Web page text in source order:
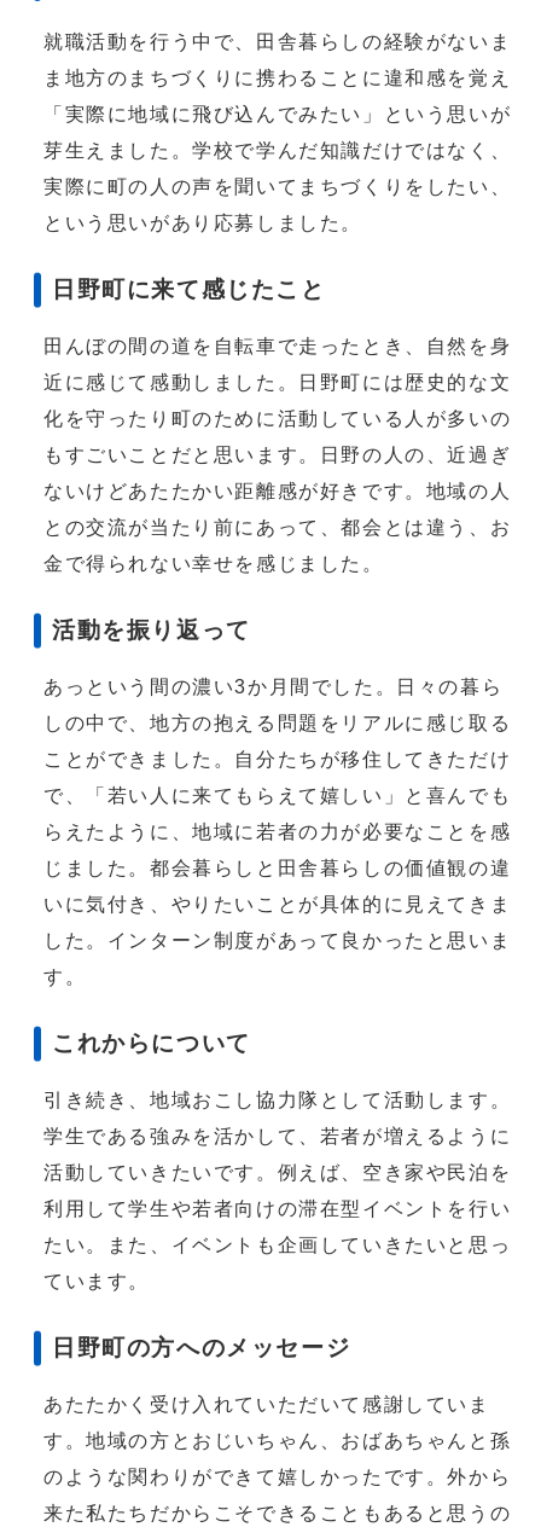
就職活動を行う中で、田舎暮らしの経験がないま
ま地方のまちづくりに携わることに違和感を覚え
「実際に地域に飛び込んでみたい」という思いが
芽生えました。学校で学んだ知識だけではなく、
実際に町の人の声を聞いてまちづくりをしたい、
という思いがあり応募しました。
日野町に来て感じたこと
田んぼの間の道を自転車で走ったとき、自然を身
近に感じて感動しました。日野町には歴史的な文
化を守ったり町のために活動している人が多いの
もすごいことだと思います。日野の人の、近過ぎ
ないけどあたたかい距離感が好きです。地域の人
との交流が当たり前にあって、都会とは違う、お
金で得られない幸せを感じました。
活動を振り返って
あっという間の濃い3か月間でした。日々の暮ら
しの中で、地方の抱える問題をリアルに感じ取る
ことができました。自分たちが移住してきただけ
で、「若い人に来てもらえて嬉しい」と喜んでも
らえたように、地域に若者の力が必要なことを感
じました。都会暮らしと田舎暮らしの価値観の違
いに気付き、やりたいことが具体的に見えてきま
した。インターン制度があって良かったと思いま
す。
これからについて
引き続き、地域おこし協力隊として活動します。
学生である強みを活かして、若者が増えるように
活動していきたいです。例えば、空き家や民泊を
利用して学生や若者向けの滞在型イベントを行い
たい。また、イベントも企画していきたいと思っ
ています。
日野町の方へのメッセージ
あたたかく受け入れていただいて感謝していま
す。地域の方とおじいちゃん、おばあちゃんと孫
のような関わりができて嬉しかったです。外から
来た私たちだからこそできることもあると思うの